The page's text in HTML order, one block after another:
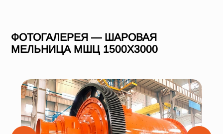
ФОТОГАЛЕРЕЯ — ШАРОВАЯ
МЕЛЬНИЦА МШЦ 1500Х3000